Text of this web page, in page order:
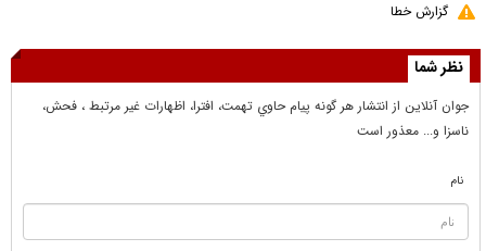
گزارش خطا
نظر شما
جوان آنلاين از انتشار هر گونه پيام حاوي تهمت، افترا، اظهارات غير مرتبط ، فحش،
ناسزا و... معذور است
نام